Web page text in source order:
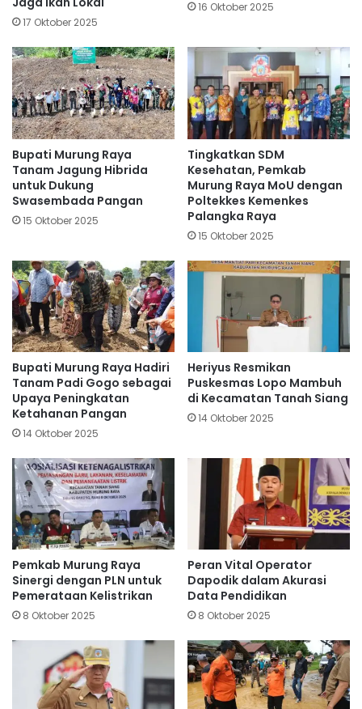
17 Oktober 2025
16 Oktober 2025
Bupati Murung Raya
Tanam Jagung Hibrida
untuk Dukung
Swasembada Pangan
15 Oktober 2025
Tingkatkan SDM
Kesehatan, Pemkab
Murung Raya MoU dengan
Poltekkes Kemenkes
Palangka Raya
15 Oktober 2025
Bupati Murung Raya Hadiri
Tanam Padi Gogo sebagai
Upaya Peningkatan
Ketahanan Pangan
14 Oktober 2025
Heriyus Resmikan
Puskesmas Lopo Mambuh
di Kecamatan Tanah Siang
14 Oktober 2025
Pemkab Murung Raya
Sinergi dengan PLN untuk
Pemerataan Kelistrikan
8 Oktober 2025
Peran Vital Operator
Dapodik dalam Akurasi
Data Pendidikan
8 Oktober 2025